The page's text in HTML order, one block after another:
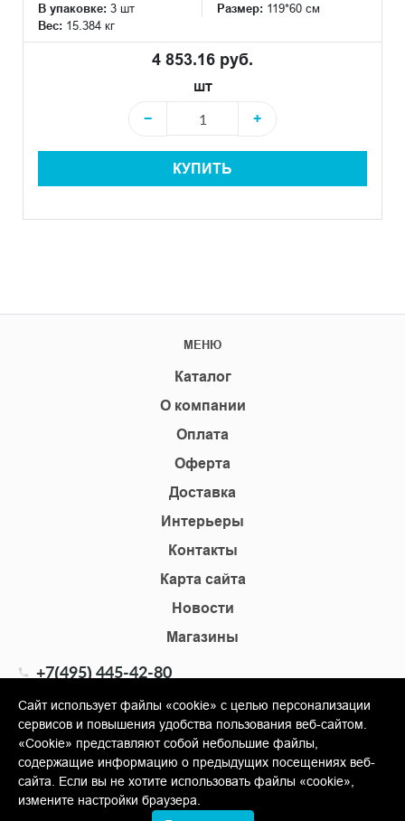
В упаковке: 3 шт Размер: 119*60 см
Вес: 15.384 кг
4 853.16 руб.
шт
−
+
КУПИТЬ
МЕНЮ
Каталог
О компании
Оплата
Оферта
Доставка
Интерьеры
Контакты
Карта сайта
Новости
Магазины
+7(495) 445-42-80
info@shopkm.ru
© Copyright 2013-2026 KERAMA MARAZZI, ООО «Гамма
Керамика»
Сайт использует файлы «cookie» с целью персонализации
сервисов и повышения удобства пользования веб-сайтом.
«Cookie» представляют собой небольшие файлы,
содержащие информацию о предыдущих посещениях веб-
сайта. Если вы не хотите использовать файлы «cookie»,
измените настройки браузера.